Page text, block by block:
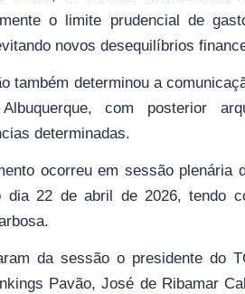
o limite prudencial de
novos desequilíbrios
também determinou a
Albuquerque, com posterior
determinadas.
ocorreu em sessão plenária
dia 22 de abril de 2026, tendo
da sessão o presidente do
Pavão, José de Ribamar